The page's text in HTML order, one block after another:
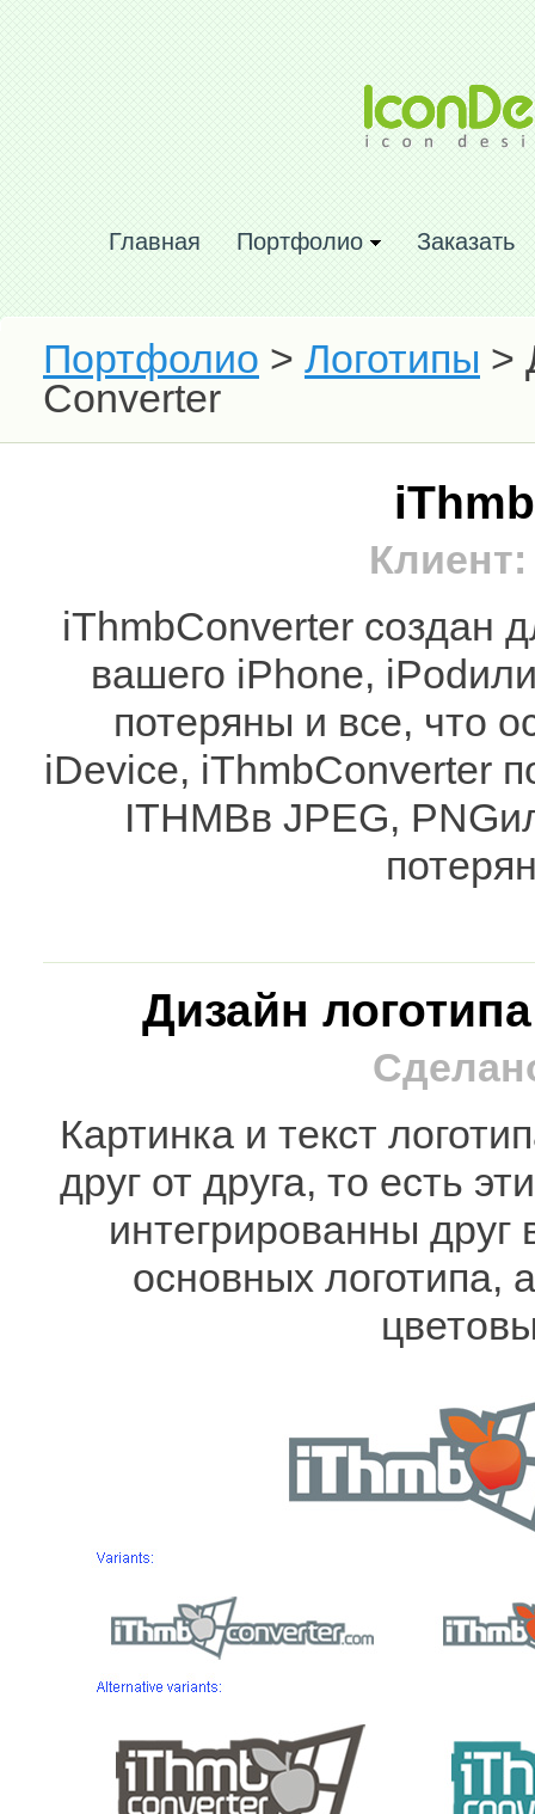
Главная Портфолио Заказать
Портфолио > Логотипы >
Converter
iThmbConverter создан
вашего iPhone, iPod
потеряны и все, что
iDevice, iThmbConverter
ITHMBвJPEG, PNG
Дизайн
Картинка и текст
друг от друга, то есть
интегрированны
основных логотипа,